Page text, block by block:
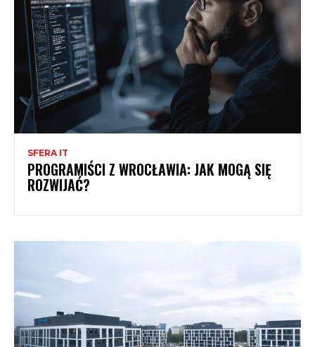
SFERA IT
PROGRAMIŚCI Z WROCŁAWIA: JAK MOGĄ SIĘ
ROZWIJAĆ?